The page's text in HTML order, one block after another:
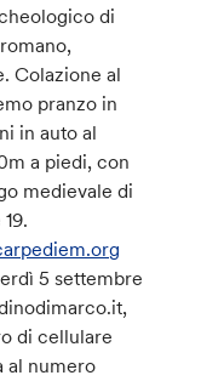
di
Colazione al
pranzo in
in auto al
a piedi, con
medievale di
5 settembre
di cellulare
al numero